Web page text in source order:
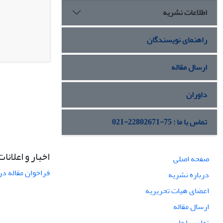
اطلاعات نشریه
راهنمای نویسندگان
ارسال مقاله
داوران
تماس با ما : 75-22802671-021
صفحه اصلی
درباره نشریه
اعضای هیات تحریریه
ارسال مقاله
اخبار و
فراخوان مقاله